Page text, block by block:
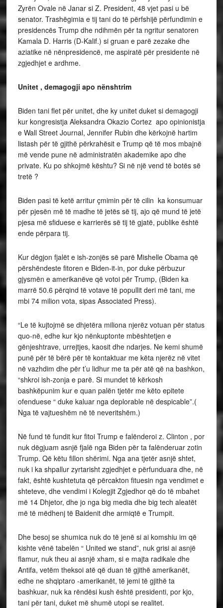
Zyrën Ovale në Janar si Z. President, 48 vjet pasi u bë
senator. Trashëgimia e tij tani do të përfshijë përfundimin e
presidencës Trump dhe ndihmën për ta ngritur senatoren
Kamala D. Harris (D-Kalif.) si gruan e parë zezake dhe
aziatike në nënpresidencë, me aspiratë për presidente në
zgjedhjet e ardhme.
Unitet , demagogji apo nënshtrim
Biden tani flet për unitet, dhe ky unitet duket si demagogji
kur kongresistja Aleksandra Okazio Cortez apo opinionistja
e Wall Street Journal, Jennifer Rubin dhe kërkojnë hartim
listash për të gjithë përkrahësit e Trump që të mos mbajnë
më vende pune në administratën akademike apo dhe
private. Ku po shkojmë kështu? Si në një vend të botës së
tretë ?
Biden pasi të ketë arritur çmimin për të cilin ka konsumuar
për pjesën më të madhe të jetës së tij, ajo që mund të jetë
pjesa më sfiduese e karrierës së tij të gjatë, publike është
ende përpara tij.
Kur dëgjon fjalët e ish-zonjës së parë Mishelle Obama që
përshëndeste fitoren e Biden-it-in, por duke përbuzur
gjysmën e amerikanëve që votoi për Trump, (Biden ka
marrë 50.6 përqind të votave të popullit deri më tani, me
mbi 74 milion vota, sipas Associated Press).
“Le të kujtojmë se dhjetëra miliona njerëz votuan për status
quo-në, edhe kur kjo nënkuptonte mbështetjen e
gënjeshtrave, urrejtjes, kaosit dhe ndarjes. Ne kemi shumë
punë për të bërë për të kontaktuar me këta njerëz në vitet
në vazhdim dhe për t’u lidhur me ta për atë që na bashkon,
“shkroi ish-zonja e parë. Si mundet të kërkosh
bashkëpunim kur e quan palën tjetër me këto epitete
ofenduese “ duke kaluar nga deplorable në despicable”.(
Nga të vajtueshëm në të neveritshëm.)
Në fund të fundit kur fitoi Trump e falënderoi z. Clinton , por
nuk dëgjuam asnjë fjalë nga Biden për ta falënderuar zotin
Trump. Që këtu fillon shërimi. Nga ana tjetër asnjë shtet,
nuk i ka shpallur zyrtarisht zgjedhjet e përfunduara dhe, në
fakt, është kushtetuta që përcakton fituesin nga vendimet e
shteteve, dhe vendimi i Kolegjit Zgjedhor që do të mbahet
më 14 Dhjetor, dhe jo nga big media dhe big tech aleatët
më të mëdhenj të Baidenit dhe armiqtë e Trumpit.
Dhe besoj se shumica nuk do të jenë si ai komshiu im që
kishte vënë tabelën “ United we stand”, nuk grisi ai asnjë
flamur, nuk theu ai asnjë xham, si e majta radikale dhe
Antifa, vetëm theksoi atë që duan të gjithë amerikanët,
edhe ne shqiptaro -amerikanët, të jemi të gjithë ta
bashkuar, nuk ka rëndësi kush është presidenti, por kjo,
tani për tani, duket më shumë utopi se realitet.